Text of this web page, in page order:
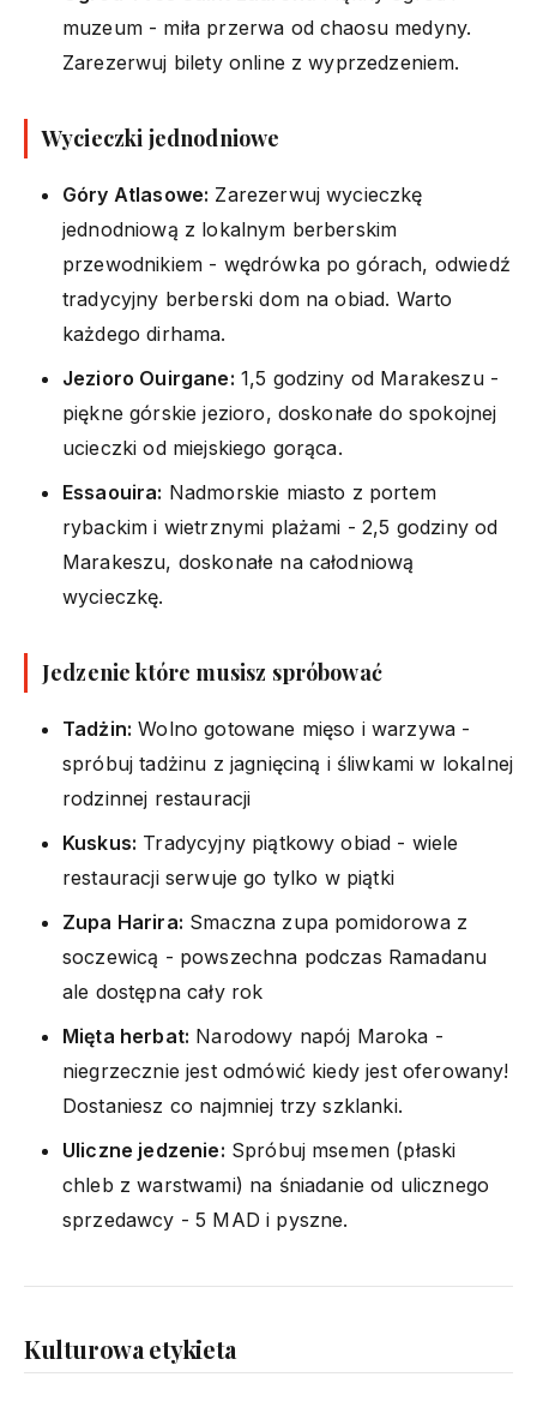
muzeum - miła przerwa od chaosu medyny.
Zarezerwuj bilety online z wyprzedzeniem.
Wycieczki jednodniowe
Góry Atlasowe: Zarezerwuj wycieczkę
jednodniową z lokalnym berberskim
przewodnikiem - wędrówka po górach, odwiedź
tradycyjny berberski dom na obiad. Warto
każdego dirhama.
Jezioro Ouirgane: 1,5 godziny od Marakeszu -
piękne górskie jezioro, doskonałe do spokojnej
ucieczki od miejskiego gorąca.
Essaouira: Nadmorskie miasto z portem
rybackim i wietrznymi plażami - 2,5 godziny od
Marakeszu, doskonałe na całodniową
wycieczkę.
Jedzenie które musisz spróbować
Tadżin: Wolno gotowane mięso i warzywa -
spróbuj tadżinu z jagnięciną i śliwkami w lokalnej
rodzinnej restauracji
Kuskus: Tradycyjny piątkowy obiad - wiele
restauracji serwuje go tylko w piątki
Zupa Harira: Smaczna zupa pomidorowa z
soczewicą - powszechna podczas Ramadanu
ale dostępna cały rok
Mięta herbat: Narodowy napój Maroka -
niegrzecznie jest odmówić kiedy jest oferowany!
Dostaniesz co najmniej trzy szklanki.
Uliczne jedzenie: Spróbuj msemen (płaski
chleb z warstwami) na śniadanie od ulicznego
sprzedawcy - 5 MAD i pyszne.
Kulturowa etykieta